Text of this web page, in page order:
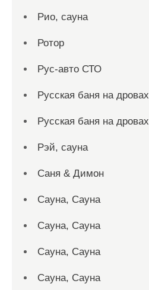
Рио, сауна
Ротор
Рус-авто СТО
Русская баня на дровах
Русская баня на дровах
Рэй, сауна
Саня & Димон
Сауна, Сауна
Сауна, Сауна
Сауна, Сауна
Сауна, Сауна